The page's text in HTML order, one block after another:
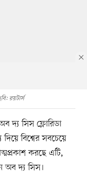
রয়টার্স
দ্য সিস ফ্লোরিডা
বিশ্বের সবচেয়ে
করছে এটি,
অব দ্য সিস।